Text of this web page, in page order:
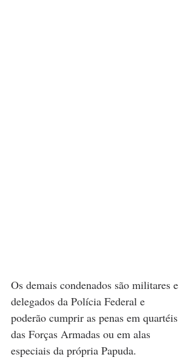
Os demais condenados são militares e
delegados da Polícia Federal e
poderão cumprir as penas em quartéis
das Forças Armadas ou em alas
especiais da própria Papuda.